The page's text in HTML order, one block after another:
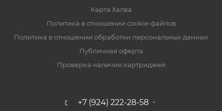
Карта Халва
Политика в отношении cookie-файлов
Политика в отношении обработки персональных данных
Публичная оферта
Проверка наличия картриджей
+7 (924) 222-28-58